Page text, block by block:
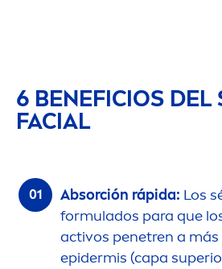
6 BENEFICIOS DEL
FACIAL
Absorción rápida: Los
formulados para que
activos penetren a
epidermis (capa